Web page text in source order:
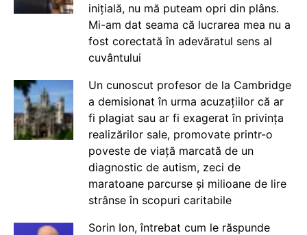
inițială, nu mă puteam opri din plâns.
Mi-am dat seama că lucrarea mea nu a
fost corectată în adevăratul sens al
cuvântului
Un cunoscut profesor de la Cambridge
a demisionat în urma acuzațiilor că ar
fi plagiat sau ar fi exagerat în privința
realizărilor sale, promovate printr-o
poveste de viață marcată de un
diagnostic de autism, zeci de
maratoane parcurse și milioane de lire
strânse în scopuri caritabile
Sorin Ion, întrebat cum le răspunde